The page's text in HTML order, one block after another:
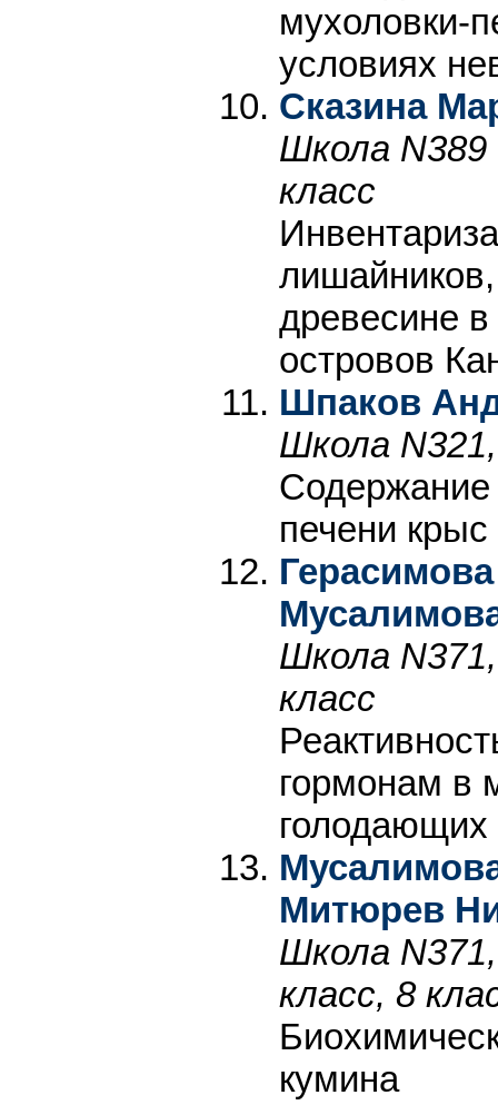
мухоловки-
условиях
Сказина
Школа
класс
древесине
островов
Шпаков
Школа
Содержание
печени
Школа
класс
гормонам в
голодающих
Митюрев
Школа
класс, 8
кумина